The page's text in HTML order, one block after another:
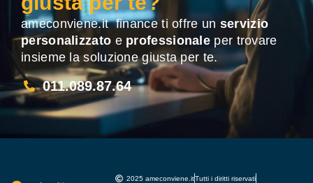
ameconviene.it finance ti offre un servizio
personalizzato e professionale per trovare
insieme la soluzione giusta per te.
011.089.87.64
2025 ameconviene.itTutti i diritti riservati